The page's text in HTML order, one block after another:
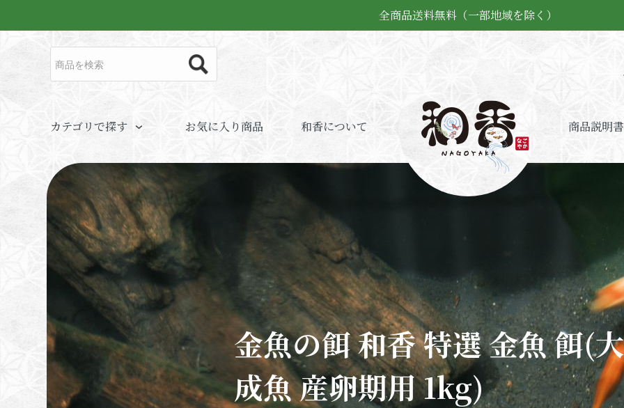
全商品送料無料（一部地域を除く）
カテゴリで探す お気に入り商品 和香について 商品説明書
金魚の餌 和香 特選 金魚 餌(
成魚 産卵期用 1kg)